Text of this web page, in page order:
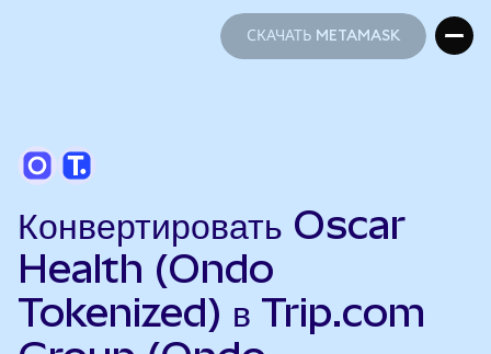
СКАЧАТЬ METAMASK
Конвертировать Oscar
Health (Ondo
Tokenized) в Trip.com